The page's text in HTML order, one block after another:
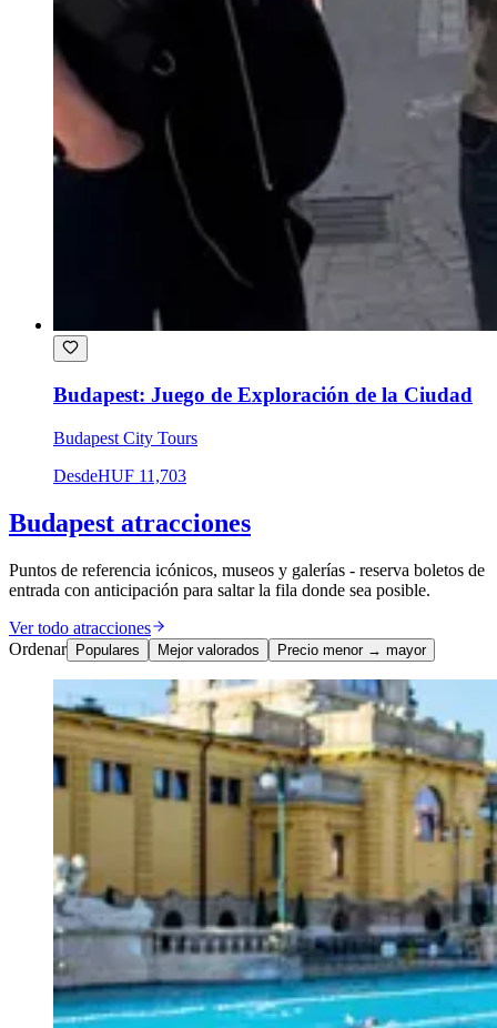
Budapest: Juego de Exploración de la Ciudad
Budapest City Tours
DesdeHUF 11,703
Budapest atracciones
Puntos de referencia icónicos, museos y galerías - reserva boletos de
entrada con anticipación para saltar la fila donde sea posible.
Ver todo atracciones
Ordenar Populares Mejor valorados Precio menor → mayor